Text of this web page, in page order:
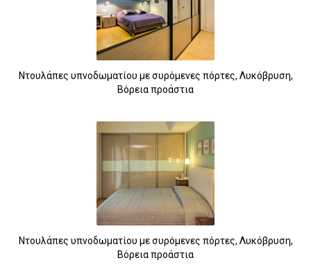
Ντουλάπες υπνοδωματίου με συρόμενες πόρτες, Λυκόβρυση,
Βόρεια προάστια
Ντουλάπες υπνοδωματίου με συρόμενες πόρτες, Λυκόβρυση,
Βόρεια προάστια